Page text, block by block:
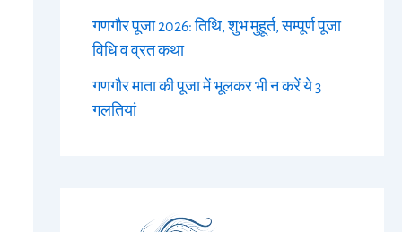
गणगौर पूजा 2026: तिथि, शुभ मुहूर्त, सम्पूर्ण पूजा
विधि व व्रत कथा
गणगौर माता की पूजा में भूलकर भी न करें ये 3
गलतियां